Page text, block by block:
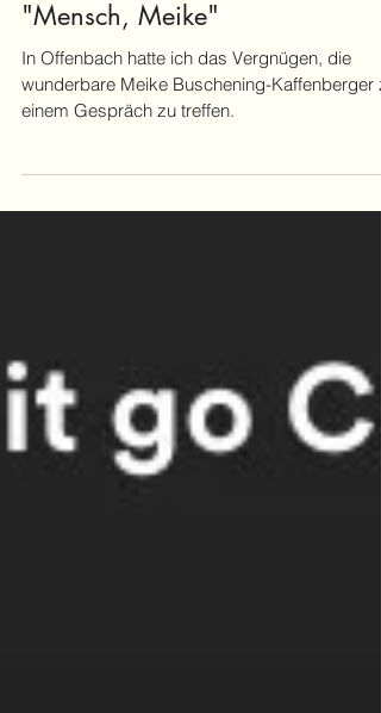
ich war zu Gast im Podcast von
"Mensch, Meike"
In Offenbach hatte ich das Vergnügen, die
einem Gespräch zu treffen.